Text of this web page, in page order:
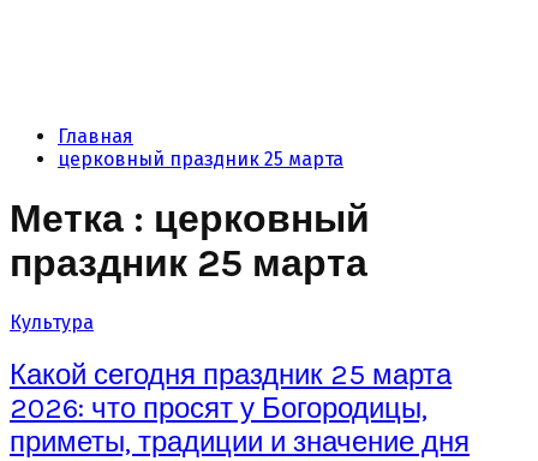
Главная
церковный праздник 25 марта
Метка : церковный
праздник 25 марта
Культура
Какой сегодня праздник 25 марта
2026: что просят у Богородицы,
приметы, традиции и значение дня